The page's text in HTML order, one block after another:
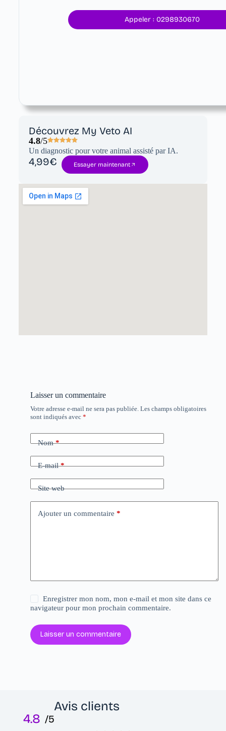
Appeler : 0298930670
Découvrez My Veto AI
4.8/5
Un diagnostic pour votre animal assisté par IA.
4,99€ Essayer maintenant
Laisser un commentaire
Votre adresse e-mail ne sera pas publiée. Les champs obligatoires
sont indiqués avec *
Nom*
E-mail*
Site web
Ajouter un commentaire *
Enregistrer mon nom, mon e-mail et mon site dans ce
navigateur pour mon prochain commentaire.
Laisser un commentaire
Avis clients
4.8 /5